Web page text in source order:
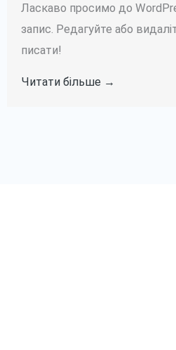
Ласкаво просимо до
запис. Редагуйте або
писати!
Читати більше →